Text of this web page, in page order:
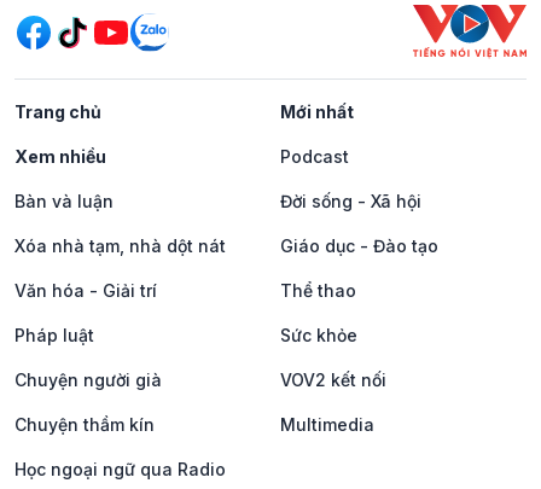
Trang chủ Mới nhất
Xem nhiều Podcast
Bàn và luận Đời sống - Xã hội
Xóa nhà tạm, nhà dột nát Giáo dục - Đào tạo
Văn hóa - Giải trí Thể thao
Pháp luật Sức khỏe
Chuyện người già VOV2 kết nối
Chuyện thầm kín Multimedia
Học ngoại ngữ qua Radio